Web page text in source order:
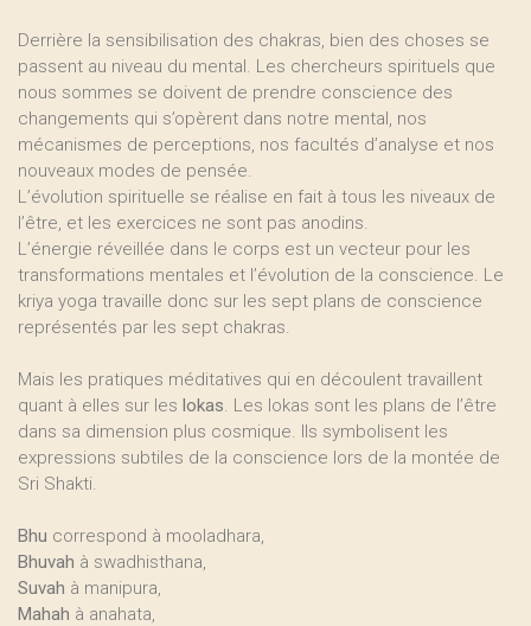
Derrière la sensibilisation des chakras, bien des choses se
passent au niveau du mental. Les chercheurs spirituels que
nous sommes se doivent de prendre conscience des
changements qui s’opèrent dans notre mental, nos
mécanismes de perceptions, nos facultés d’analyse et nos
nouveaux modes de pensée.
L’évolution spirituelle se réalise en fait à tous les niveaux de
l’être, et les exercices ne sont pas anodins.
L’énergie réveillée dans le corps est un vecteur pour les
transformations mentales et l’évolution de la conscience. Le
kriya yoga travaille donc sur les sept plans de conscience
représentés par les sept chakras.
Mais les pratiques méditatives qui en découlent travaillent
quant à elles sur les lokas. Les lokas sont les plans de l’être
dans sa dimension plus cosmique. Ils symbolisent les
expressions subtiles de la conscience lors de la montée de
Sri Shakti.
Bhu correspond à mooladhara,
Bhuvah à swadhisthana,
Suvah à manipura,
Mahah à anahata,